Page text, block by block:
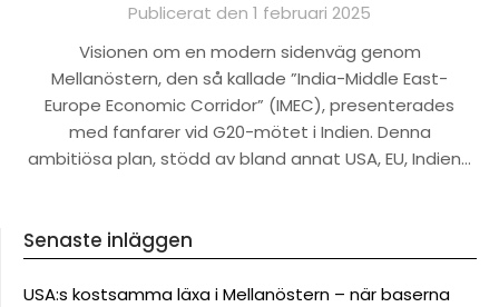
Publicerat den 1 februari 2025
Visionen om en modern sidenväg genom
Mellanöstern, den så kallade ”India-Middle East-
Europe Economic Corridor” (IMEC), presenterades
med fanfarer vid G20-mötet i Indien. Denna
ambitiösa plan, stödd av bland annat USA, EU, Indien…
Senaste inläggen
USA:s kostsamma läxa i Mellanöstern – när baserna